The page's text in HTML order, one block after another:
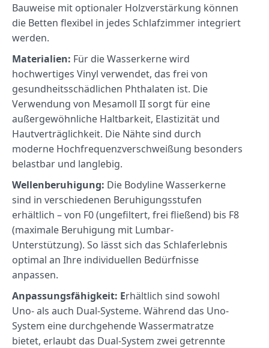
Bauweise mit optionaler Holzverstärkung können
die Betten flexibel in jedes Schlafzimmer integriert
werden.
Materialien: Für dieWasserkernewird
hochwertiges Vinyl verwendet, das frei von
gesundheitsschädlichen Phthalaten ist. Die
Verwendung von Mesamoll IIsorgtfür eine
außergewöhnliche Haltbarkeit, Elastizität und
Hautverträglichkeit. Die Nähtesind durch
moderne Hochfrequenzverschweißung besonders
belastbar und langlebig.
Wellenberuhigung: Die BodylineWasserkerne
sind in verschiedenen Beruhigungsstufen
erhältlich –von F0 (ungefiltert, frei fließend) bis F8
(maximale Beruhigung mit Lumbar-
Unterstützung). So lässtsich das Schlaferlebnis
optimal an Ihre individuellen Bedürfnisse
anpassen.
Anpassungsfähigkeit: Erhältlich sind sowohl
Uno-als auch Dual-Systeme. Während das Uno-
System eine durchgehendeWassermatratze
bietet, erlaubt das Dual-System zwei getrennte